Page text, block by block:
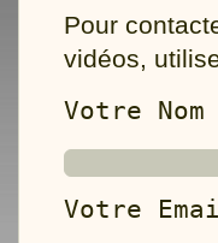
Pour
vidéos,
Votre
Votre